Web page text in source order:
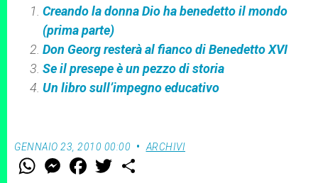
Creando la donna Dio ha benedetto il mondo
(prima parte)
Don Georg resterà al fianco di Benedetto XVI
Se il presepe è un pezzo di storia
Un libro sull’impegno educativo
GENNAIO 23, 2010 00:00 ARCHIVI
W
h
M
e
F
a w